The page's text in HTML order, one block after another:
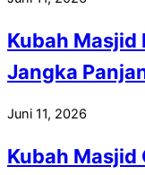
Kubah
Jangka
Juni 11, 2026
Kubah Masjid